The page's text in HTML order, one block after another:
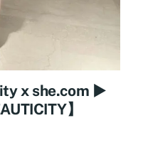
x she.com ►
】